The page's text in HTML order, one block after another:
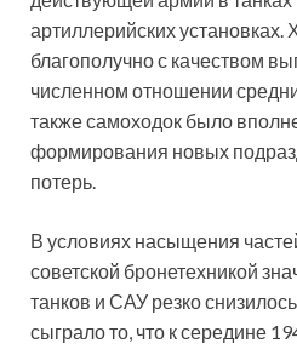
артиллерийских установках.
благополучно с качеством
численном отношении
также самоходок было
формирования новых
потерь.
В условиях насыщения
советской бронетехникой
танков и САУ резко
сыграло то, что к середине